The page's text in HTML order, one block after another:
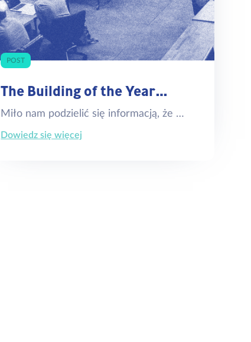
POST
The Building of the Year…
Miło nam podzielić się informacją, że …
Dowiedz się więcej